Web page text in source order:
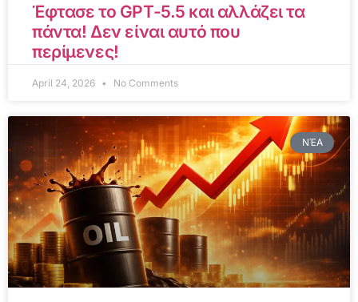
Έφτασε το GPT-5.5 και αλλάζει τα
πάντα! Δεν είναι αυτό που
περίμενες!
April 24, 2026 No Comments
ΝΈΑ